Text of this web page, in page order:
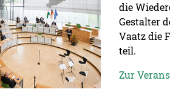
die
Gestalter
Vaatz die
teil.
Zur